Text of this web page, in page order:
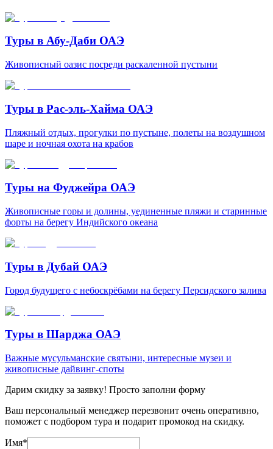
Туры в Абу-Даби ОАЭ
Живописный оазис посреди раскаленной пустыни
Туры в Рас-эль-Хайма ОАЭ
Пляжный отдых, прогулки по пустыне, полеты на воздушном
шаре и ночная охота на крабов
Туры на Фуджейра ОАЭ
Живописные горы и долины, уединенные пляжи и старинные
форты на берегу Индийского океана
Туры в Дубай ОАЭ
Город будущего с небоскрёбами на берегу Персидского залива
Туры в Шарджа ОАЭ
Важные мусульманские святыни, интересные музеи и
живописные дайвинг-споты
Дарим скидку за заявку! Просто заполни форму
Ваш персональный менеджер перезвонит очень оперативно,
поможет с подбором тура и подарит промокод на скидку.
Имя*